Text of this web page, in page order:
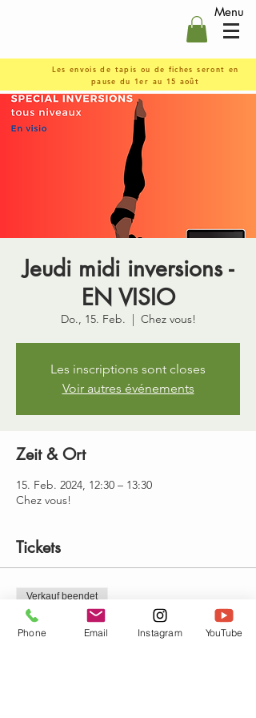
Menu
Les envois de tapis ou de fiches seront en
pause du 1er au 15 août
Jeudi midi inversions -
EN VISIO
Do., 15. Feb.
  |
Chez vous!
Les inscriptions sont closes
Voir autres événements
Zeit & Ort
15. Feb. 2024, 12:30 – 13:30
Chez vous!
Tickets
Verkauf beendet
Tickettyp
Cours de yoga en visio
Phone Email Instagram YouTube